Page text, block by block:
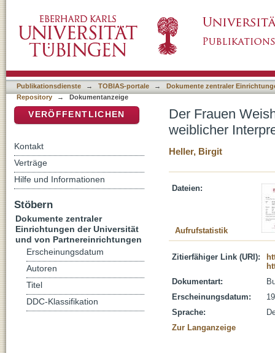
im Hinduismus und Judentum
Publikationsdienste → TOBIAS-portale →
Dokumente zentraler
Repository
→ Dokumentanzeige
Der Frauen
weiblicher
Heller, Birgit
Dateien:
Aufrufstatistik
Zitierfähiger Link (URI):
Dokumentart:
Erscheinungsdatum:
Sprache:
Zur Langanzeige
VERÖFFENTLICHEN
Kontakt
Verträge
Hilfe und Informationen
Stöbern
Dokumente zentraler
Einrichtungen der Universität
und von Partnereinrichtungen
Erscheinungsdatum
Autoren
Titel
DDC-Klassifikation